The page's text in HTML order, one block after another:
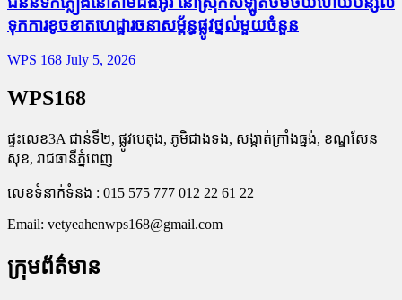
ទុក​ការ​ខូចខាត​ហេដ្ឋារចនាសម្ព័ន្ធ​ផ្លូវថ្នល់​មួយ​ចំនួន
WPS 168 July 5, 2026
WPS168
ផ្ទះលេខ3A ជាន់ទី២, ផ្លូវបេតុង, ភូមិជាងទង, សង្កាត់ក្រាំងធ្នង់, ខណ្ឌសែន
សុខ, រាជធានីភ្នំពេញ
លេខទំនាក់ទំនង : 015 575 777 012 22 61 22
Email: vetyeahenwps168@gmail.com
ក្រុមព័ត៌មាន